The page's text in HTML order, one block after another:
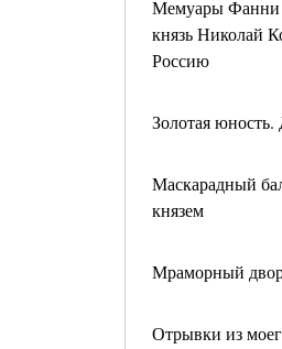
Мемуары Фанни
князь Николай
Россию
Золотая юность.
Маскарадный
князем
Мраморный
Отрывки из